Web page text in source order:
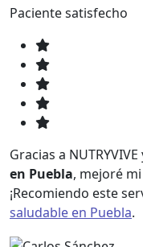
Paciente satisfecho
Gracias a
en Puebla, mejoré
¡Recomiendo este
saludable en Puebla.